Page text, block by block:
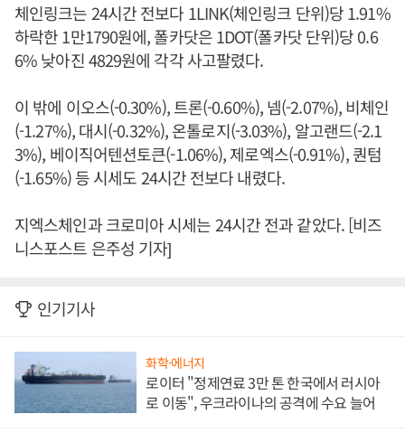
체인링크는 24시간 전보다 1LINK(체인링크 단위)당 1.91%
하락한 1만1790원에, 폴카닷은 1DOT(폴카닷 단위)당 0.6
6% 낮아진 4829원에 각각 사고팔렸다.
이 밖에 이오스(-0.30%), 트론(-0.60%), 넴(-2.07%), 비체인
(-1.27%), 대시(-0.32%), 온톨로지(-3.03%), 알고랜드(-2.1
3%), 베이직어텐션토큰(-1.06%), 제로엑스(-0.91%), 퀀텀
(-1.65%) 등 시세도 24시간 전보다 내렸다.
지엑스체인과 크로미아 시세는 24시간 전과 같았다. [비즈
니스포스트 은주성 기자]
인기기사
화학·에너지
로이터 "정제연료 3만 톤 한국에서 러시아
로 이동", 우크라이나의 공격에 수요 늘어